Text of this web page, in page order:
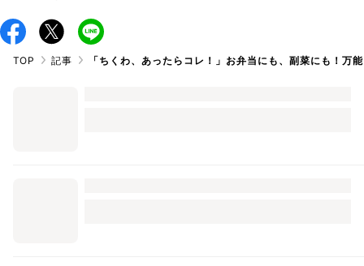
TOP 記事 「ちくわ、あったらコレ！」お弁当にも、副菜にも！万